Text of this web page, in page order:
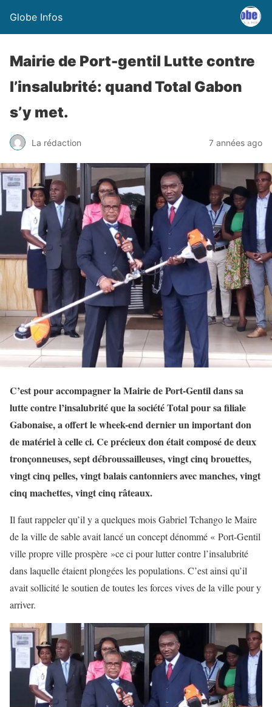
Globe Infos
Mairie de Port-gentil Lutte contre
l’insalubrité: quand Total Gabon
s’y met.
La rédaction 7 années ago
C’est pour accompagner la Mairie de Port-Gentil dans sa
lutte contre l’insalubrité que la société Total pour sa filiale
Gabonaise, a offert le wheek-end dernier un important don
de matériel à celle ci. Ceprécieux don était composé de deux
tronçonneuses, sept débroussailleuses, vingt cinq brouettes,
vingt cinq pelles, vingt balais cantonniers avec manches, vingt
cinq machettes, vingt cinq râteaux.
Il faut rappeler qu’il y a quelques mois Gabriel Tchango le Maire
de la ville de sable avait lancé un concept dénommé « Port-Gentil
ville propre ville prospère »ce ci pour lutter contre l’insalubrité
dans laquelle étaient plongées les populations. C’est ainsi qu’il
avait sollicité le soutien de toutes les forces vives de la ville pour y
arriver.